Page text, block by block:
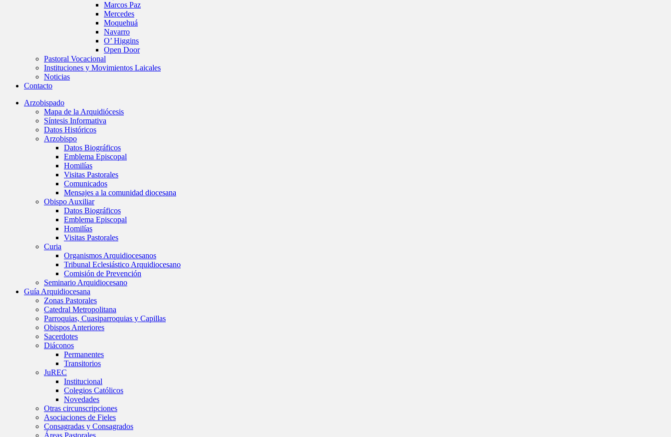
Marcos Paz
Mercedes
Moquehuá
Navarro
O’ Higgins
Open Door
Pastoral Vocacional
Instituciones y Movimientos Laicales
Noticias
Contacto
Arzobispado
Mapa de la Arquidiócesis
Síntesis Informativa
Datos Históricos
Arzobispo
Datos Biográficos
Emblema Episcopal
Homilías
Visitas Pastorales
Comunicados
Mensajes a la comunidad diocesana
Obispo Auxiliar
Datos Biográficos
Emblema Episcopal
Homilías
Visitas Pastorales
Curia
Organismos Arquidiocesanos
Tribunal Eclesiástico Arquidiocesano
Comisión de Prevención
Seminario Arquidiocesano
Guía Arquidiocesana
Zonas Pastorales
Catedral Metropolitana
Parroquias, Cuasiparroquias y Capillas
Obispos Anteriores
Sacerdotes
Diáconos
Permanentes
Transitorios
JuREC
Institucional
Colegios Católicos
Novedades
Otras circunscripciones
Asociaciones de Fieles
Consagradas y Consagrados
Áreas Pastorales